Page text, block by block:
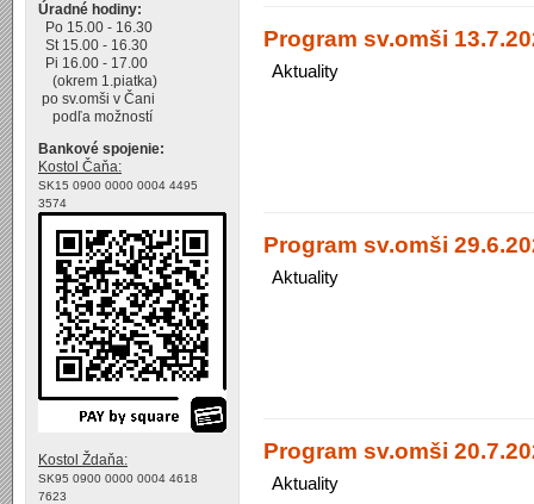
Program sv.omši
Aktuality
Program sv.omši
Aktuality
Program sv.omši
Aktuality
Úradné hodiny:
Po 15.00 - 16.30
St 15.00 - 16.30
Pi 16.00 - 17.00
(okrem 1.piatka)
po sv.omši v Čani
podľa možností
Bankové spojenie:
Kostol Čaňa:
SK15 0900 0000 0004 4495
3574
Kostol Ždaňa:
SK95 0900 0000 0004 4618
7623